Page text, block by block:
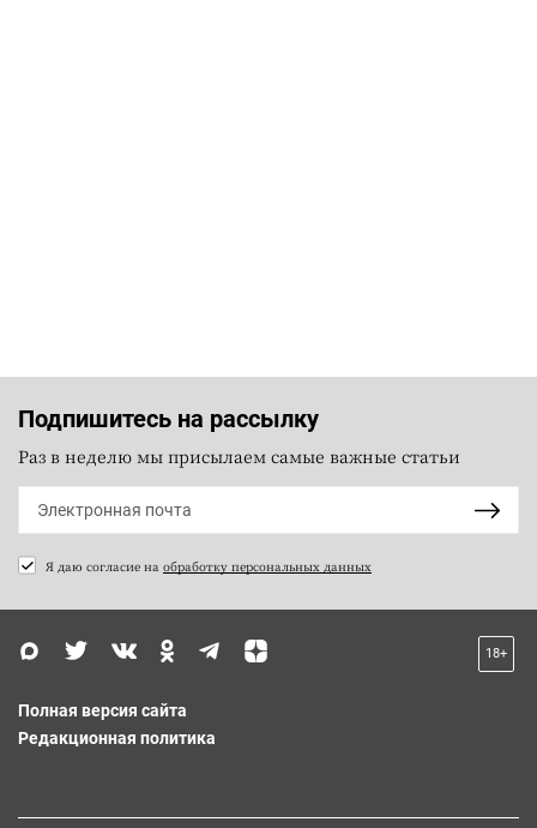
Подпишитесь на рассылку
Раз в неделю мы присылаем самые важные статьи
Я даю согласие на обработку персональных данных
18+
Полная версия сайта
Редакционная политика